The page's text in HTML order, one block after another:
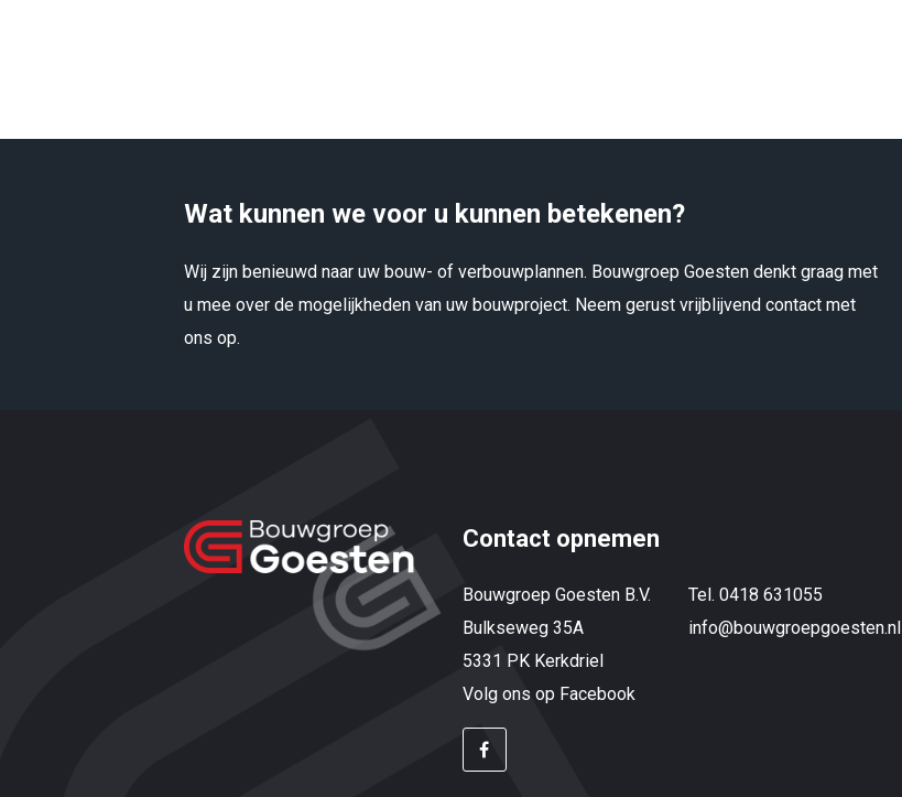
Wat kunnen we voor u kunnen betekenen?
Wij zijn benieuwd naar uw bouw- of verbouwplannen. Bouwgroep Goesten denkt graag met
u mee over de mogelijkheden van uw bouwproject. Neem gerust vrijblijvend contact met
ons op.
Contact opnemen
Bouwgroep Goesten B.V.
Bulkseweg 35A
5331 PK Kerkdriel
Volg ons op Facebook
Tel. 0418 631055
info@bouwgroepgoesten.nl